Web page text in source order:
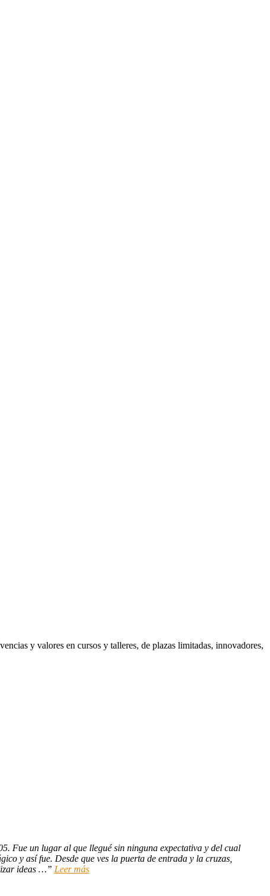
y valores en cursos y talleres, de plazas limitadas, innovadores,
Fue un lugar al que llegué sin ninguna expectativa y del cual
y así fue. Desde que ves la puerta de entrada y la cruzas,
ideas …
Leer más